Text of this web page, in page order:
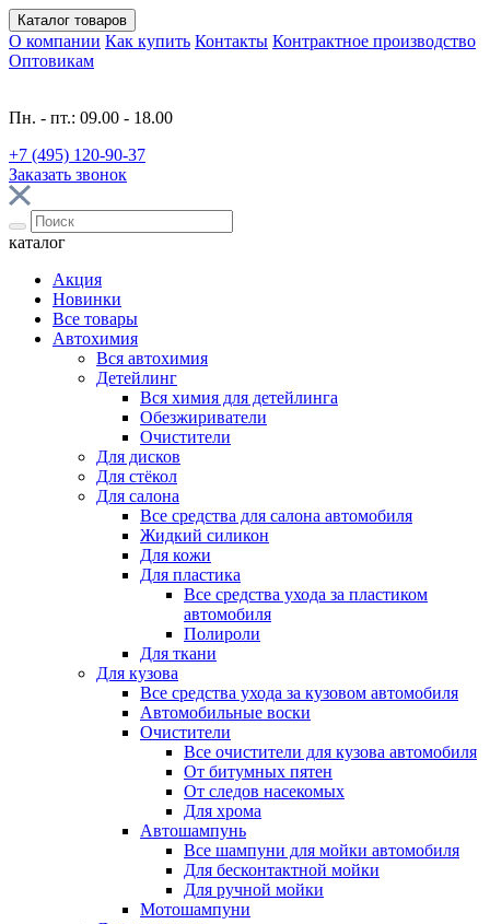
Каталог товаров
О компании Как купить Контакты Контрактное производство
Оптовикам
Пн. - пт.: 09.00 - 18.00
+7 (495) 120-90-37
Заказать звонок
каталог
Акция
Новинки
Все товары
Автохимия
Вся автохимия
Детейлинг
Вся химия для детейлинга
Обезжириватели
Очистители
Для дисков
Для стёкол
Для салона
Все средства для салона автомобиля
Жидкий силикон
Для кожи
Для пластика
Все средства ухода за пластиком
автомобиля
Полироли
Для ткани
Для кузова
Все средства ухода за кузовом автомобиля
Автомобильные воски
Очистители
Все очистители для кузова автомобиля
От битумных пятен
От следов насекомых
Для хрома
Автошампунь
Все шампуни для мойки автомобиля
Для бесконтактной мойки
Для ручной мойки
Мотошампуни